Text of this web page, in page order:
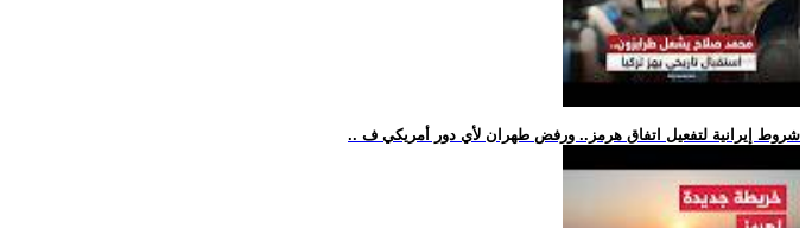
.. شروط إيرانية لتفعيل اتفاق هرمز.. ورفض طهران لأي دور أمريكي ف